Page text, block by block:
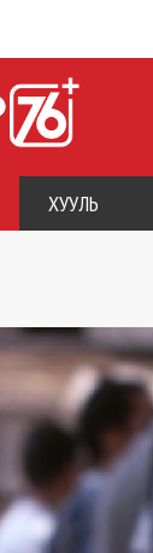
ХУУЛЬ